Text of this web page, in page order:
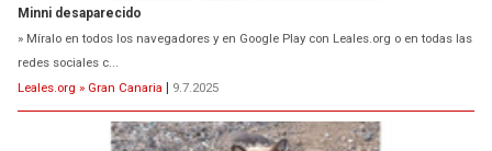
Siami Perdida
Se llama Siami,es hembra de 4 años,esterilizada con marca de
oreja,cariñosa,mimosa pero miedosa,e...
Leales.org » Gran Canaria | 9.7.2025